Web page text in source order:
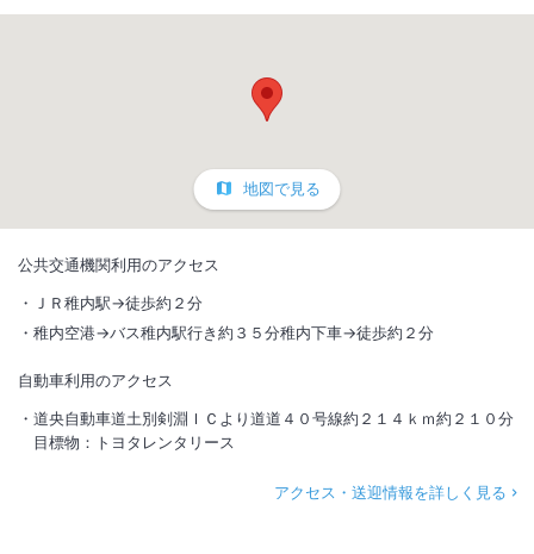
地図で見る
公共交通機関利用のアクセス
ＪＲ稚内駅→徒歩約２分
稚内空港→バス稚内駅行き約３５分稚内下車→徒歩約２分
自動車利用のアクセス
道央自動車道土別剣淵ＩＣより道道４０号線約２１４ｋｍ約２１０分
目標物：トヨタレンタリース
アクセス・送迎情報を詳しく見る